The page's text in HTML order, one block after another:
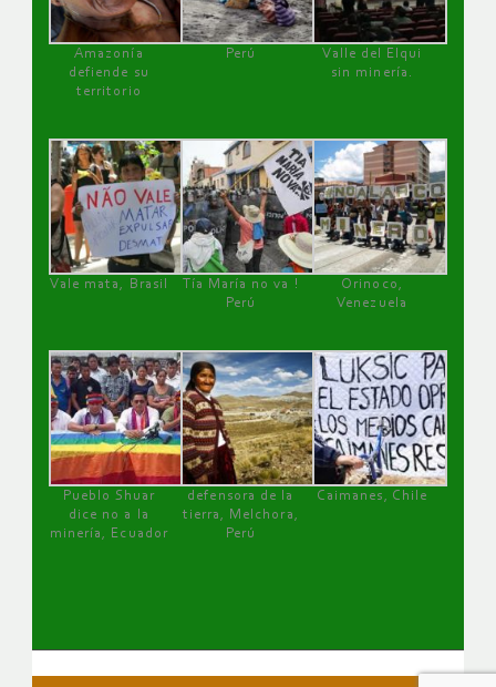
Amazonía
defiende su
territorio
Perú
Valle del Elqui
sin minería.
Vale mata, Brasil
Tía María no va !
Perú
Orinoco,
Venezuela
Pueblo Shuar
dice no a la
minería, Ecuador
defensora de la
tierra, Melchora,
Perú
Caimanes, Chile